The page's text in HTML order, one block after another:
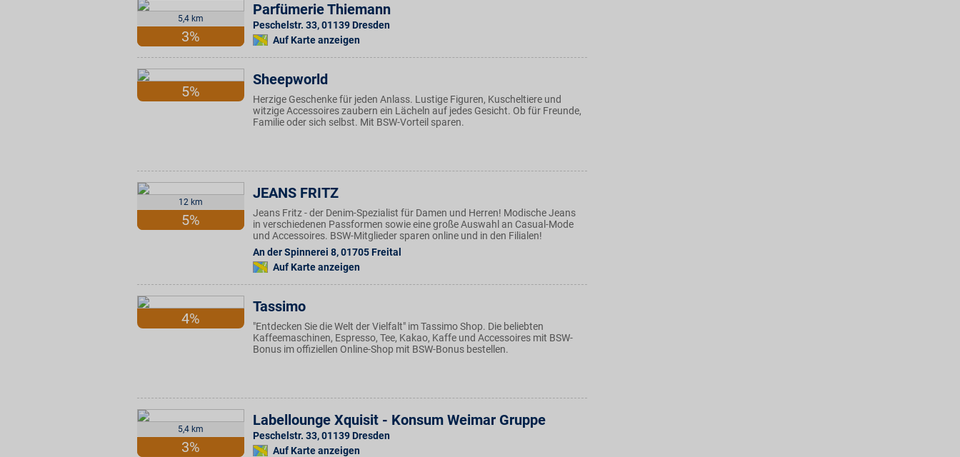
5,4 km
3%
Parfümerie Thiemann
Peschelstr. 33,01139 Dresden
Auf Karte anzeigen
5%
Sheepworld
Herzige Geschenke für jeden Anlass. Lustige Figuren, Kuscheltiere und
witzige Accessoires zaubern ein Lächeln auf jedes Gesicht. Ob für Freunde,
Familie oder sich selbst. Mit BSW-Vorteil sparen.
12 km
5%
JEANS FRITZ
Jeans Fritz - der Denim-Spezialist für Damen und Herren! Modische Jeans
in verschiedenen Passformen sowie eine große Auswahl an Casual-Mode
und Accessoires. BSW-Mitglieder sparen online und in den Filialen!
An der Spinnerei 8,01705 Freital
Auf Karte anzeigen
4%
Tassimo
"Entdecken Sie die Welt der Vielfalt" im Tassimo Shop. Die beliebten
Kaffeemaschinen, Espresso, Tee, Kakao, Kaffe und Accessoires mit BSW-
Bonus im offiziellen Online-Shop mit BSW-Bonus bestellen.
5,4 km
3%
Labellounge Xquisit - Konsum Weimar Gruppe
Peschelstr. 33,01139 Dresden
Auf Karte anzeigen